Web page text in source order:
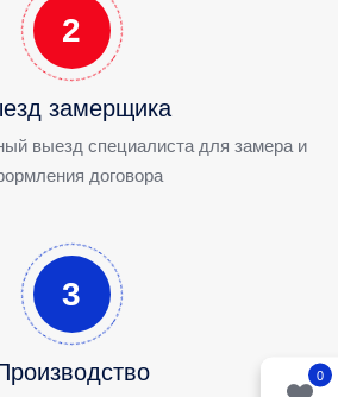
0
2
замерщика
выезд специалиста для замера и
договора
3